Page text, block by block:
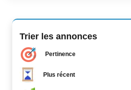
Trier les annonces
Pertinence
Plus récent